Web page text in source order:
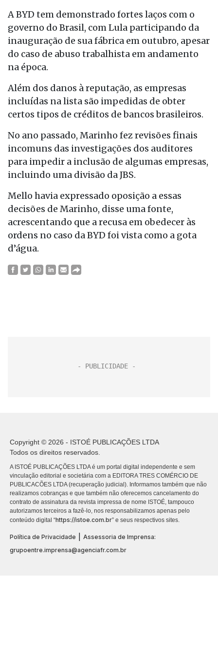
A BYD tem demonstrado fortes laços com o
governo do Brasil, com Lula participando da
inauguração de sua fábrica em outubro, apesar
do caso de abuso trabalhista em andamento
na época.
Além dos danos à reputação, as empresas
incluídas na lista são impedidas de obter
certos tipos de créditos de bancos brasileiros.
No ano passado, Marinho fez revisões finais
incomuns das investigações dos auditores
para impedir a inclusão de algumas empresas,
incluindo uma divisão da JBS.
Mello havia expressado oposição a essas
decisões de Marinho, disse uma fonte,
acrescentando que a recusa em obedecer às
ordens no caso da BYD foi vista como a gota
d’água.
Copyright © 2026 - ISTOÉ PUBLICAÇÕES LTDA
Todos os direitos reservados.
A ISTOÉ PUBLICAÇÕES LTDA é um portal digital independente e sem
vinculação editorial e societária com a EDITORA TRES COMÉRCIO DE
PUBLICACÕES LTDA (recuperação judicial). Informamos também que não
realizamos cobranças e que também não oferecemos cancelamento do
contrato de assinatura da revista impressa de nome ISTOÉ, tampouco
autorizamos terceiros a fazê-lo, nos responsabilizamos apenas pelo
conteúdo digital “https://istoe.com.br” e seus respectivos sites.
Política de Privacidade
Assessoria de Imprensa:
grupoentre.imprensa@agenciafr.com.br